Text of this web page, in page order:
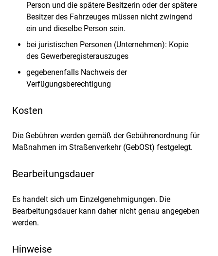
Person und die spätere Besitzerin oder der spätere
Besitzer des Fahrzeuges müssen nicht zwingend
ein und dieselbe Person sein.
bei juristischen Personen (Unternehmen): Kopie
des Gewerberegisterauszuges
gegebenenfalls Nachweis der
Verfügungsberechtigung
Kosten
Die Gebühren werden gemäß der Gebührenordnung für
Maßnahmen im Straßenverkehr (GebOSt) festgelegt.
Bearbeitungsdauer
Es handelt sich um Einzelgenehmigungen. Die
Bearbeitungsdauer kann daher nicht genau angegeben
werden.
Hinweise